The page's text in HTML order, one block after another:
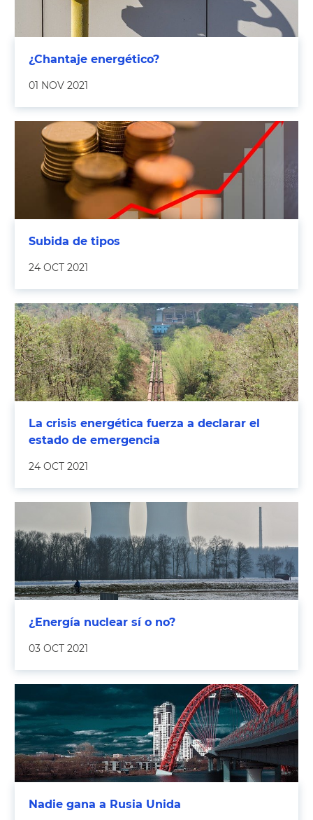
¿Chantaje energético?
01 NOV 2021
Subida de tipos
24 OCT 2021
La crisis energética fuerza a declarar el
estado de emergencia
24 OCT 2021
¿Energía nuclear sí o no?
03 OCT 2021
Nadie gana a Rusia Unida